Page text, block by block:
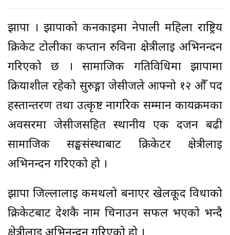
झापा । झापाको कनकाईमा नेपाली महिला राष्ट्रिय
क्रिकेट टोलीका कप्तान रुविना क्षेत्रीलाई अभिनन्दन
गरिएको छ । सामाजिक गतिविधिमा झापामा
क्रियाशील रहेको सुरुङ्गा जेसीजले आफ्नो १२ औँ पद
हस्तान्तरण तथा उत्कृष्ट नागरिक सम्मान कार्यक्रमका
अवसरमा जेसीजसहित स्थानीय एक दर्जन बढी
सामाजिक सङ्घसंस्थाबाट क्रिकेटर क्षेत्रीलाई
अभिनन्दन गरिएको हो ।
झापा जिल्लालाई कर्मथलो बनाएर खेलकूद विधाको
क्रिकेटबाट देशकै नाम चिनाउन सफल भएको भन्दै